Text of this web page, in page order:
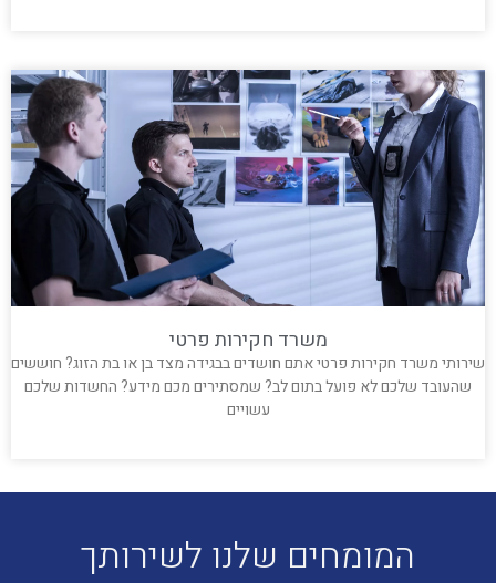
משרד חקירות פרטי
שירותי משרד חקירות פרטי אתם חושדים בבגידה מצד בן או בת הזוג? חוששים
שהעובד שלכם לא פועל בתום לב? שמסתירים מכם מידע? החשדות שלכם
עשויים
המומחים שלנו לשירותך